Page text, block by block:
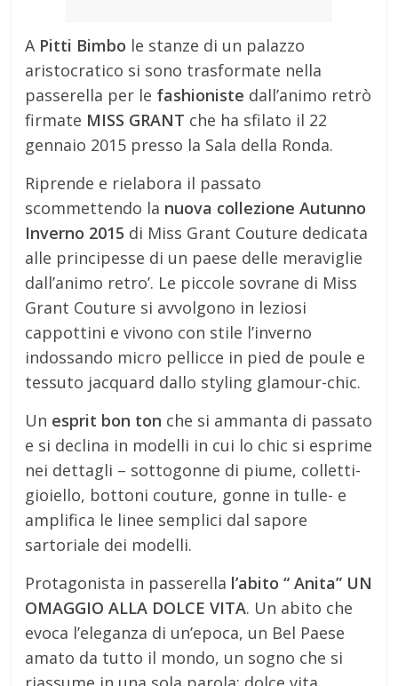
A Pitti Bimbo le stanze di un palazzo
aristocratico si sono trasformate nella
passerella per le fashioniste dall’animo retrò
firmate MISS GRANT che ha sfilato il 22
gennaio 2015 presso la Sala della Ronda.
Riprende e rielabora il passato
scommettendo la nuova collezione Autunno
Inverno 2015 di Miss Grant Couture dedicata
alle principesse di un paese delle meraviglie
dall’animo retro’. Le piccole sovrane di Miss
Grant Couture si avvolgono in leziosi
cappottini e vivono con stile l’inverno
indossando micro pellicce in pied de poule e
tessuto jacquard dallo styling glamour-chic.
Un esprit bon ton che si ammanta di passato
e si declina in modelli in cui lo chic si esprime
nei dettagli – sottogonne di piume, colletti-
gioiello, bottoni couture, gonne in tulle- e
amplifica le linee semplici dal sapore
sartoriale dei modelli.
Protagonista in passerella l’abito “ Anita” UN
OMAGGIO ALLA DOLCE VITA. Un abito che
evoca l’eleganza di un’epoca, un Bel Paese
amato da tutto il mondo, un sogno che si